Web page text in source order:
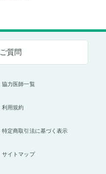
質問
協力医師一覧
利用規約
特定商取引法に基づく表示
サイトマップ